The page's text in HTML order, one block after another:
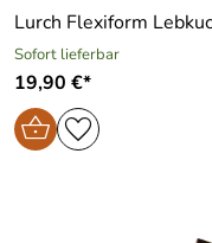
Lurch Flexiform
Sofort lieferbar
19,90 €*